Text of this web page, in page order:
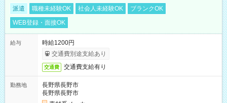
派遣 職種未経験OK 社会人未経験OK
ブランクOK
WEB登録・面接OK
給与
時給1200円
交通費別途支給あり
交通費 交通費支給有り
勤務地
長野県長野市
長野県長野市